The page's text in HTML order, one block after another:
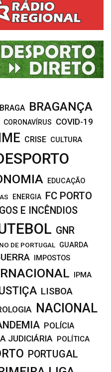
R
C
H
BRAGA BRAGANÇA
CORONAVÍRUS COVID-19
CRISE CULTURA
EDUCAÇÃO
ENERGIA FC PORTO
E INCÊNDIOS
GNR
DE PORTUGAL GUARDA
IMPOSTOS
IPMA
LISBOA
NACIONAL
POLÍCIA
JUDICIÁRIA POLÍTICA
PORTUGAL